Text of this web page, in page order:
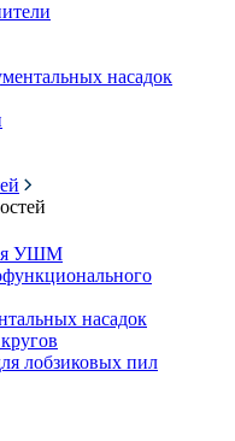
насадок
УШМ
насадок
лобзиковых пил